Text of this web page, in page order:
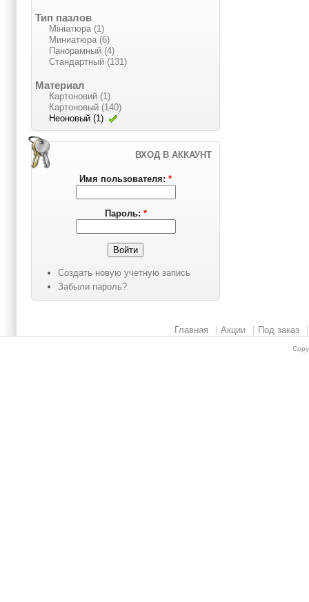
Тип пазлов
Мініатюра (1)
Миниатюра (6)
Панорамный (4)
Стандартный (131)
Материал
Картоновий (1)
Картоновый (140)
Неоновый (1)
ВХОД В АККАУНТ
Имя пользователя: *
Пароль: *
Создать новую учетную запись
Забыли пароль?
Главная Акции Под заказ